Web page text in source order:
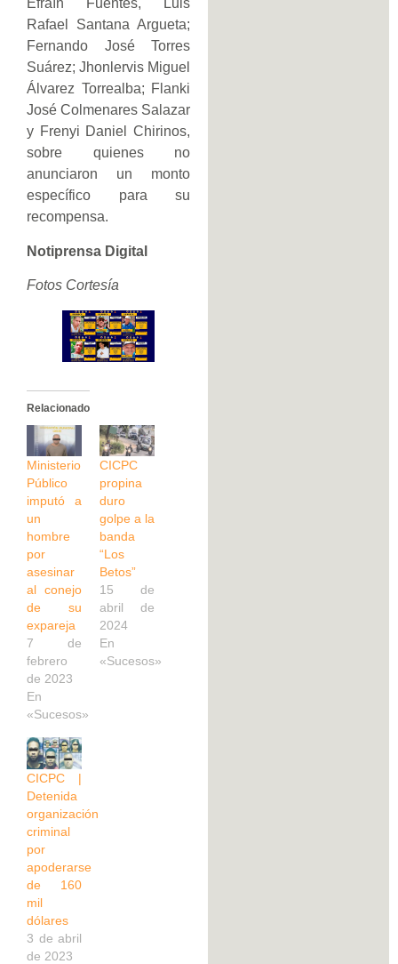
Efraín Fuentes, Luis
Rafael Santana Argueta;
Fernando José Torres
Suárez; Jhonlervis Miguel
Álvarez Torrealba; Flanki
José Colmenares Salazar
y Frenyi Daniel Chirinos,
sobre quienes no
anunciaron un monto
específico para su
recompensa.
Notiprensa Digital
Fotos Cortesía
Relacionado
Ministerio
Público
imputó a
un
hombre
por
asesinar
al conejo
de su
expareja
7 de
febrero
de 2023
En
«Sucesos»
CICPC
propina
duro
golpe a la
banda
“Los
Betos”
15 de
abril de
2024
En
«Sucesos»
CICPC |
Detenida
organización
criminal
por
apoderarse
de 160
mil
dólares
3 de abril
de 2023